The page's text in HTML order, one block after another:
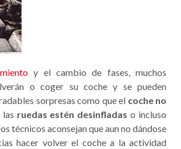
y el cambio de fases, muchos
o coger su coche y se pueden
sorpresas como que el coche no
las ruedas estén desinfladas o incluso
técnicos aconsejan que aun no dándose
hacer volver el coche a la actividad